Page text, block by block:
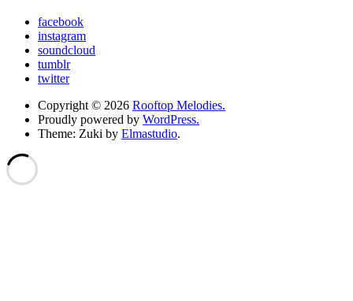
facebook
instagram
soundcloud
tumblr
twitter
Copyright © 2026 Rooftop Melodies.
Proudly powered by WordPress.
Theme: Zuki by Elmastudio.